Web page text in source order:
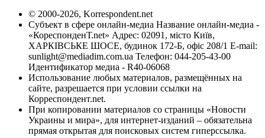
© 2000-2026, Korrespondent.net
Субъект в сфере онлайн-медиа Название онлайн-медиа -
«КореспонденТ.net» Адрес: 02091, місто Київ,
ХАРКІВСЬКЕ ШОСЕ, будинок 172-Б, офіс 208/1 E-mail:
sunlight@mediadim.com.ua Телефон: 044-205-43-00
Идентификатор медиа - R40-06068
Использование любых материалов, размещённых на
сайте, разрешается при условии ссылки на
Корреспондент.net.
При копировании материалов со страницы «Новости
Украины и мира», для интернет-изданий – обязательна
прямая открытая для поисковых систем гиперссылка.